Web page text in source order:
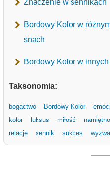
Znaczenie w sennikach
Bordowy Kolor w
snach
Bordowy Kolor w
Taksonomia:
bogactwo Bordowy Kolor
kolor
luksus miłość
relacje
sennik sukces